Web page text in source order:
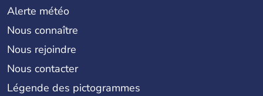
Alerte météo
Nous connaître
Nous rejoindre
Nous contacter
Légende des pictogrammes